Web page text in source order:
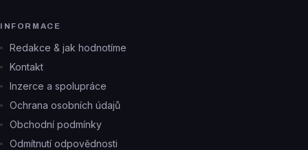
INFORMACE
Redakce & jak hodnotíme
Kontakt
Inzerce a spolupráce
Ochrana osobních údajů
Obchodní podmínky
Odmítnutí odpovědnosti